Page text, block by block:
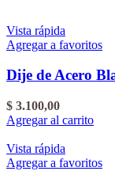
Vista rápida
Agregar a favoritos
Dije de Acero
$ 3.100,00
Agregar al carrito
Vista rápida
Agregar a favoritos